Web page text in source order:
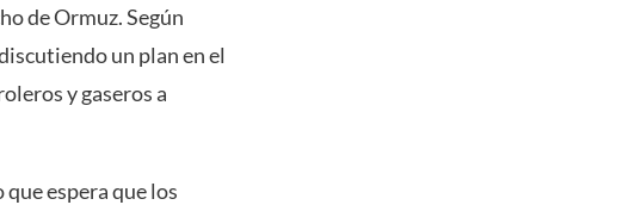
de Ormuz. Según
un plan en el
y gaseros a
espera que los